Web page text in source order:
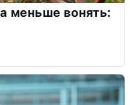
меньше вонять: